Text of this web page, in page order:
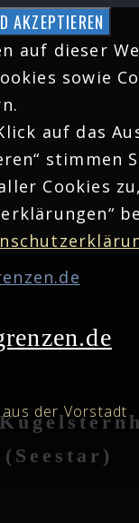
auf dieser
sowie
auf das
stimmen
Cookies
der Vorstadt
(Seestar)